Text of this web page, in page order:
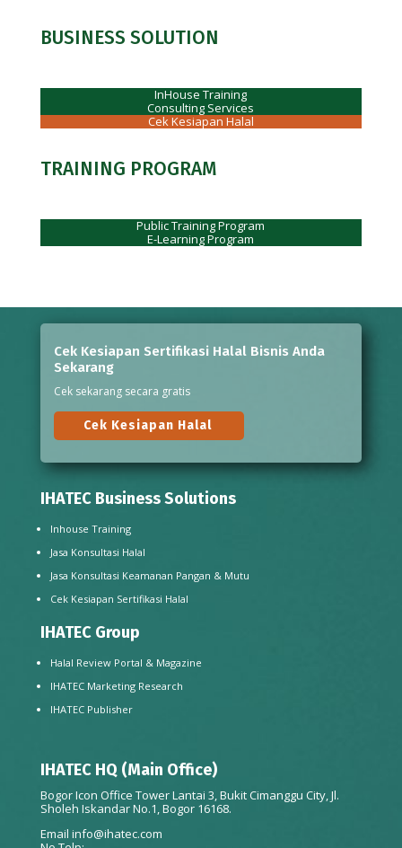
BUSINESS SOLUTION
InHouse Training
Consulting Services
Cek Kesiapan Halal
TRAINING PROGRAM
Public Training Program
E-Learning Program
Cek Kesiapan Sertifikasi Halal Bisnis Anda
Sekarang
Cek sekarang secara gratis
Cek Kesiapan Halal
IHATEC Business Solutions
Inhouse Training
Jasa Konsultasi Halal
Jasa Konsultasi Keamanan Pangan & Mutu
Cek Kesiapan Sertifikasi Halal
IHATEC Group
Halal Review Portal & Magazine
IHATEC Marketing Research
IHATEC Publisher
IHATEC HQ (Main Office)
Bogor Icon Office Tower Lantai 3, Bukit Cimanggu City, Jl.
Sholeh Iskandar No.1, Bogor 16168.
Email info@ihatec.com